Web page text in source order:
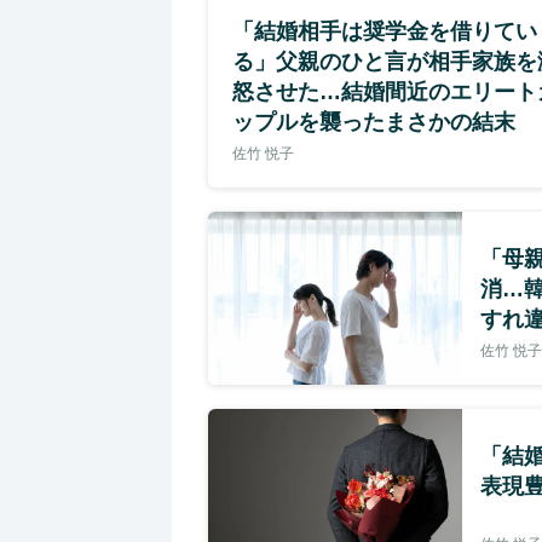
「結婚相手は奨学金を借りてい
る」父親のひと言が相手家族を
怒させた…結婚間近のエリート
ップルを襲ったまさかの結末
佐竹 悦子
「母
消…韓
すれ
佐竹 悦子
「結
表現